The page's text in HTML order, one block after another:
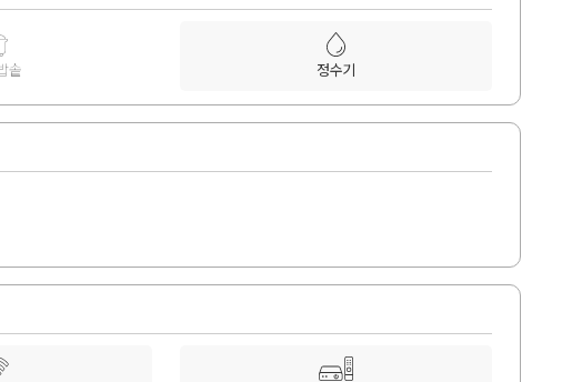
솥 정수기